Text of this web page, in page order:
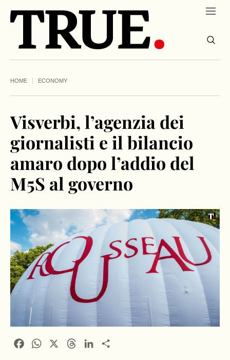
HOME ECONOMY
Visverbi, l’agenzia dei
giornalisti e il bilancio
amaro dopo l’addio del
M5S al governo
FacebookWhatsApp ThreadsLinkedIn